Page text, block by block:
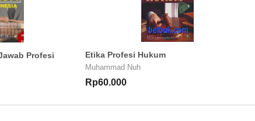
Profesi
Etika Profesi Hukum
Muhammad Nuh
Rp60.000